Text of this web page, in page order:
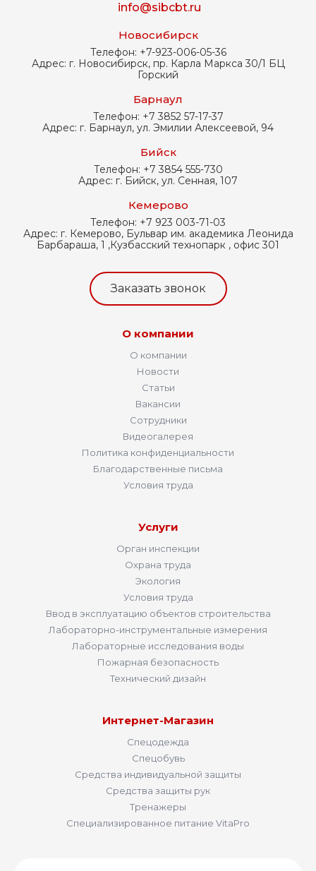
info@sibcbt.ru
Новосибирск
Телефон: +7-923-006-05-36
Адрес: г. Новосибирск, пр. Карла Маркса 30/1 БЦ
Горский
Барнаул
Телефон: +7 3852 57-17-37
Адрес: г. Барнаул, ул. Эмилии Алексеевой, 94
Бийск
Телефон: +7 3854 555-730
Адрес: г. Бийск, ул. Сенная, 107
Кемерово
Телефон: +7 923 003-71-03
Адрес: г. Кемерово, Бульвар им. академика Леонида
Барбараша, 1 ,Кузбасский технопарк , офис 301
Заказать звонок
О компании
О компании
Новости
Статьи
Вакансии
Сотрудники
Видеогалерея
Политика конфиденциальности
Благодарственные письма
Условия труда
Услуги
Орган инспекции
Охрана труда
Экология
Условия труда
Ввод в эксплуатацию объектов строительства
Лабораторно-инструментальные измерения
Лабораторные исследования воды
Пожарная безопасность
Технический дизайн
Интернет-Магазин
Спецодежда
Спецобувь
Средства индивидуальной защиты
Средства защиты рук
Тренажеры
Специализированное питание VitaPro